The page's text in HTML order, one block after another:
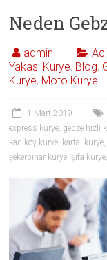
Neden
admin
Yakası Kurye, Blog,
Kurye, Moto Kurye
1 Mart 2019
express kurye, gebze hızlı
kadıköy kurye, kartal kurye
şekerpınar kurye, şifa kurye,